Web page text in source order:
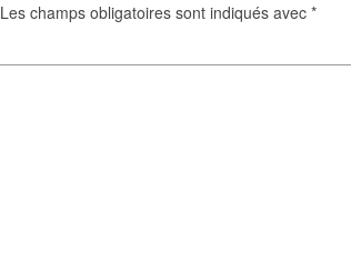
Les champs obligatoires sont indiqués avec *